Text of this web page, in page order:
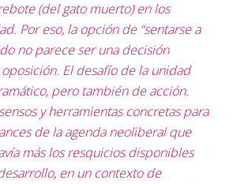
(del gato muerto) en los
Por eso, la opción de “sentarse a
no parece ser una decisión
El desafío de la unidad
pero también de acción.
y herramientas concretas para
de la agenda neoliberal que
más los resquicios disponibles
en un contexto de